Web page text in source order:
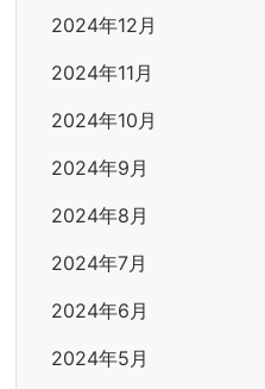
2024年12月
2024年11月
2024年10月
2024年9月
2024年8月
2024年7月
2024年6月
2024年5月